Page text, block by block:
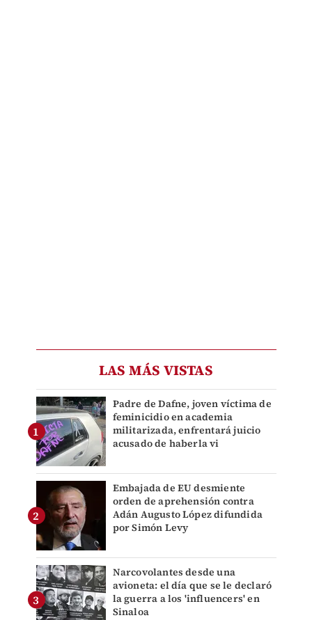
LAS MÁS VISTAS
Padre de Dafne, joven víctima de
feminicidio en academia
militarizada, enfrentará juicio
acusado de haberla vi
Embajada de EU desmiente
orden de aprehensión contra
Adán Augusto López difundida
por Simón Levy
Narcovolantes desde una
avioneta: el día que se le declaró
la guerra a los 'influencers' en
Sinaloa